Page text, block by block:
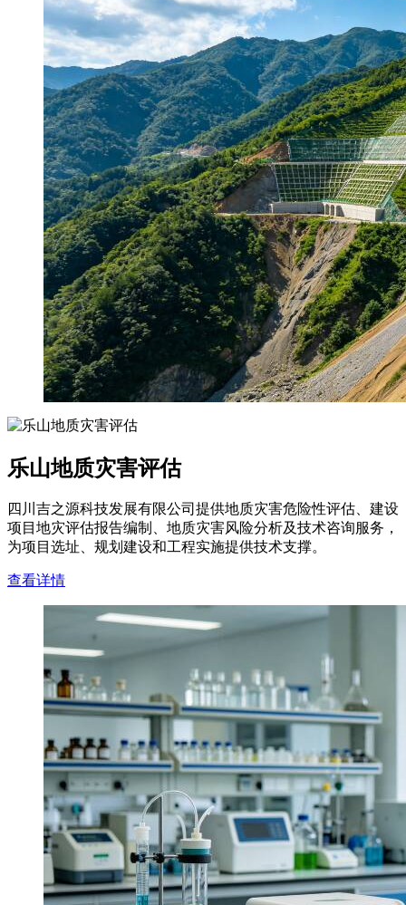
乐山地质灾害评估
四川吉之源科技发展有限公司提供地质灾害危险性评估、建设
项目地灾评估报告编制、地质灾害风险分析及技术咨询服务，
为项目选址、规划建设和工程实施提供技术支撑。
查看详情